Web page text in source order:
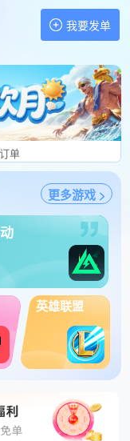
我要发单
通
元的订单
元的订单
耀110元的订单
元的订单
单
元的订单
元的订单
元的订单
元的订单
订单
元的订单
的订单
单
310元的订单
元的订单
元的订单
更多游戏 >
英雄联盟